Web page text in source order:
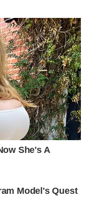
ที อีกทั้งรอยยิ้มที่ส่ง
ไม่ไหวแล้วจ้า
She's A
Model's Quest